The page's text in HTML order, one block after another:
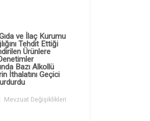
ve İlaç Kurumu
Tehdit Ettiği
Ürünlere
Bazı Alkollü
İthalatını Geçici
Mevzuat Değişiklikleri